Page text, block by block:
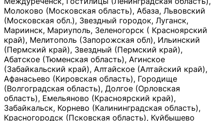
Молоково (Московская область), Абаза, Львовский
(Московская обл.), Звездный городок, Луганск,
Мариинск, Мариуполь, Зеленогорск ( Красноярский
край), Мелитополь (Запорожская обл), Ильинский
(Пермский край), Звездный (Пермский край),
Абатское (Тюменская область), Агинское
(Забайкальский край), Алтайское (Алтайский край),
Афанасьево (Кировская область), Городище
(Волгоградская область), Долгое (Орловская
область), Емельяново (Красноярский край),
Забайкальск, Корнево (Калининградская область),
Красногородск (Псковская область), Куйбышево